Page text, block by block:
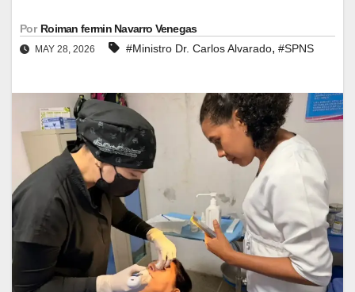
Por Roiman fermin Navarro Venegas
MAY 28, 2026 #Ministro Dr. Carlos Alvarado, #SPNS